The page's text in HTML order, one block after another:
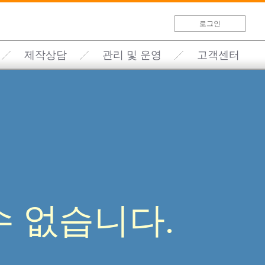
로그인
제작상담 관리 및 운영 고객센터
없습니다.